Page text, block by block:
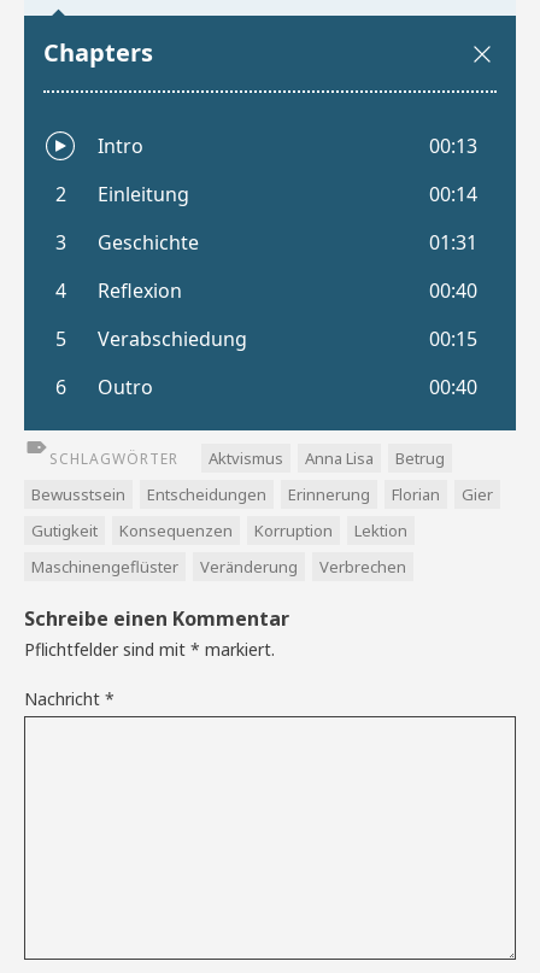
SCHLAGWÖRTER Aktvismus Anna Lisa
Betrug
Bewusstsein
Entscheidungen Erinnerung Florian
Gier
Gutigkeit
Konsequenzen Korruption
Lektion
Maschinengeflüster
Veränderung Verbrechen
Schreibe einen Kommentar
Pflichtfelder sind mit * markiert.
Nachricht *